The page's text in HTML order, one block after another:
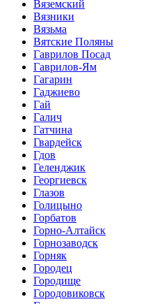
Вяземский
Вязники
Вязьма
Вятские Поляны
Гаврилов Посад
Гаврилов-Ям
Гагарин
Гаджиево
Гай
Галич
Гатчина
Гвардейск
Гдов
Геленджик
Георгиевск
Глазов
Голицыно
Горбатов
Горно-Алтайск
Горнозаводск
Горняк
Городец
Городище
Городовиковск